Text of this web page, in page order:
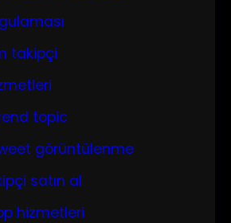
takipçi
topic
görüntülenme
satın al
hizmetleri